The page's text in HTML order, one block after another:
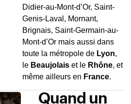
Didier-au-Mont-d’Or, Saint-
Genis-Laval, Mornant,
Brignais, Saint-Germain-au-
Mont-d’Or mais aussi dans
toute la métropole de Lyon,
le Beaujolais et le Rhône, et
même ailleurs en France.
Quand un